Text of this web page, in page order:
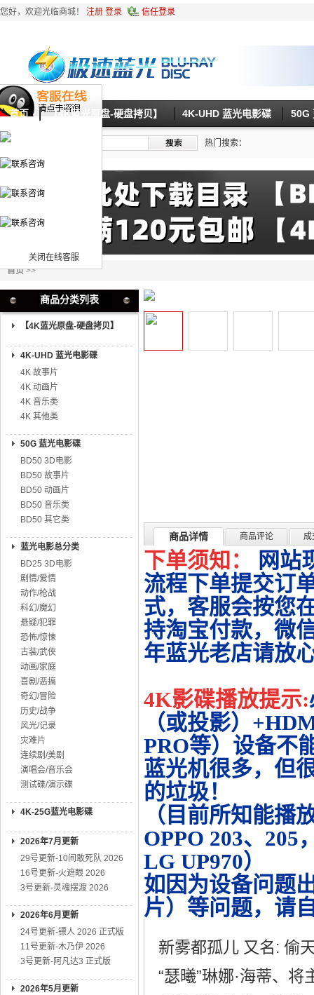
关闭在线客服
您好，欢迎光临商城！ 注册 登录 信任登录
首页 【4K蓝光原盘-硬盘拷贝】 4K-UHD 蓝光电影碟 50G
热门搜索：
首页>>
商品分类列表
【4K蓝光原盘-硬盘拷贝】
4K-UHD 蓝光电影碟
4K 故事片
4K 动画片
4K 音乐类
4K 其他类
50G 蓝光电影碟
BD50 3D电影
BD50 故事片
BD50 动画片
BD50 音乐类
BD50 其它类
蓝光电影总分类
BD25 3D电影
剧情/爱情
动作/枪战
科幻/魔幻
悬疑/犯罪
恐怖/惊悚
古装/武侠
动画/家庭
喜剧/恶搞
奇幻/冒险
历史/战争
风光/记录
灾难片
连续剧/美剧
演唱会/音乐会
测试碟/演示碟
4K-25G蓝光电影碟
2026年7月更新
29号更新-10间敢死队 2026
16号更新-火遮眼 2026
3号更新-灵魂摆渡 2026
2026年6月更新
24号更新-镖人 2026 正式版
11号更新-木乃伊 2026
3号更新-阿凡达3 正式版
2026年5月更新
商品详情 商品评论 成
下单须知：
网站
流程下单提交订
式，客服会按您
持淘宝付款，微
年蓝光老店请放
4K影碟播放提示:
（或投影）
PRO等）设备不
蓝光机很多，但
的垃圾！
（目前所知能播
OPPO 203、205
LG UP970）
如因为设备问题
片）等问题，请
新雾都孤儿 又名: 偷
“瑟曦”琳娜·海蒂、